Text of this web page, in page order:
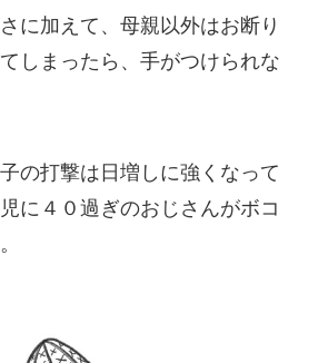
に加えて、母親以外はお断り
しまったら、手がつけられな
の打撃は日増しに強くなって
に４０過ぎのおじさんがボコ